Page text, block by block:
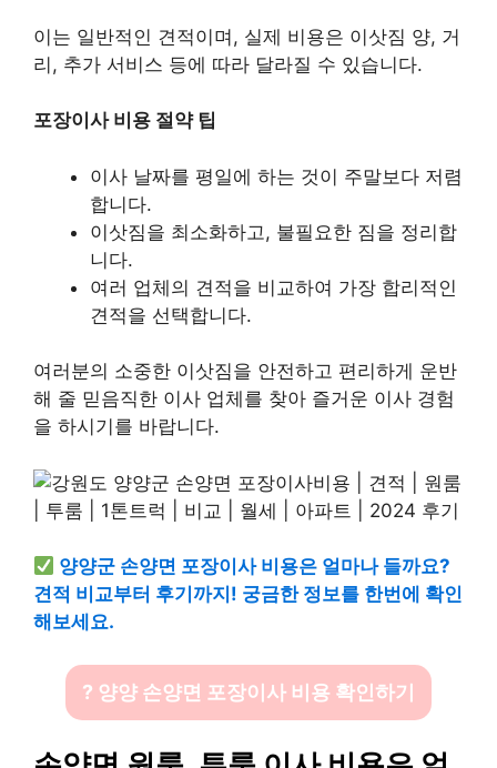
이는 일반적인 견적이며, 실제 비용은 이삿짐 양, 거
리, 추가 서비스 등에 따라 달라질 수 있습니다.
포장이사 비용 절약 팁
이사 날짜를 평일에 하는 것이 주말보다 저렴
합니다.
이삿짐을 최소화하고, 불필요한 짐을 정리합
니다.
여러 업체의 견적을 비교하여 가장 합리적인
견적을 선택합니다.
여러분의 소중한 이삿짐을 안전하고 편리하게 운반
해 줄 믿음직한 이사 업체를 찾아 즐거운 이사 경험
을 하시기를 바랍니다.
양양군 손양면 포장이사 비용은 얼마나 들까요?
견적 비교부터 후기까지! 궁금한 정보를 한번에 확인
해보세요.
? 양양 손양면 포장이사 비용 확인하기